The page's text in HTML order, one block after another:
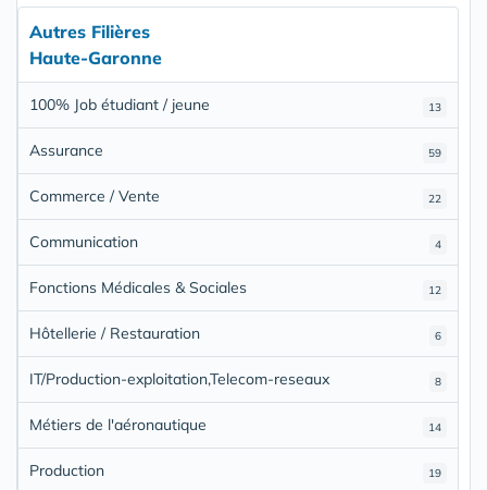
Autres Filières
Haute-Garonne
13
100% Job étudiant / jeune
59
Assurance
22
Commerce / Vente
4
Communication
12
Fonctions Médicales & Sociales
6
Hôtellerie / Restauration
8
IT/Production-exploitation,Telecom-reseaux
14
Métiers de l'aéronautique
19
Production